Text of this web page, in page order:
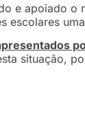
e apoiado o
escolares
situação,